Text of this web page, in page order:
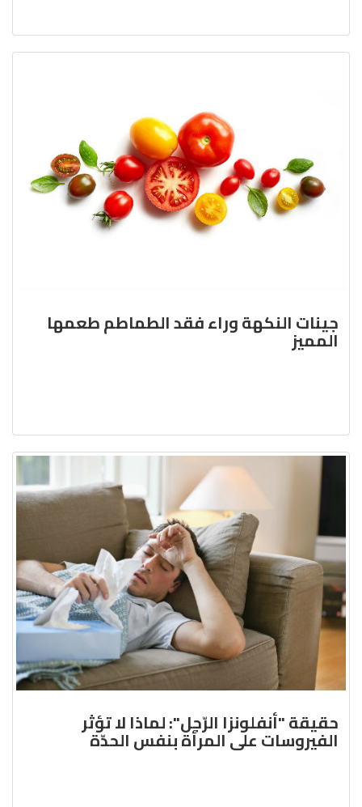
جينات النكهة وراء فقد الطماطم طعمها
المميز
حقيقة "أنفلونزا الرّجل": لماذا لا تؤثر
الفيروسات على المرأة بنفس الحدّة